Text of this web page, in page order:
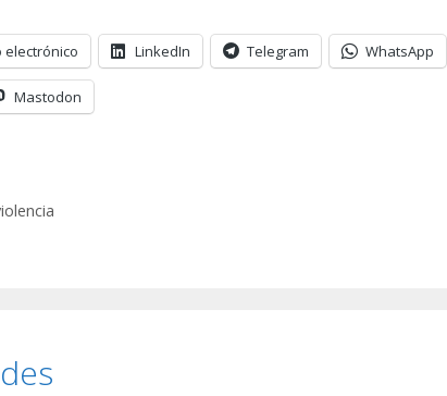
electrónico LinkedIn Telegram WhatsApp
Mastodon